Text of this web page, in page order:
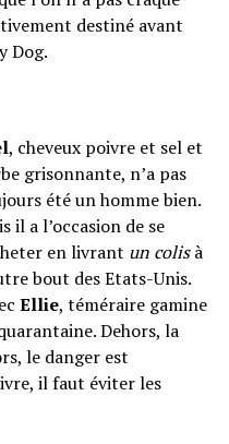
destiné avant
Dog.
, cheveux poivre et sel et
grisonnante, n’a pas
été un homme bien.
il a l’occasion de se
en livrant un colisà
bout des Etats-Unis.
Ellie, téméraire gamine
Dehors, la
le danger est
il faut éviter les